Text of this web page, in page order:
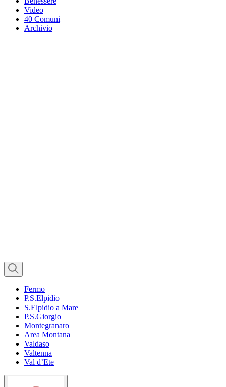
Video
40 Comuni
Archivio
Fermo
P.S.Elpidio
S.Elpidio a Mare
P.S.Giorgio
Montegranaro
Area Montana
Valdaso
Valtenna
Val d’Ete